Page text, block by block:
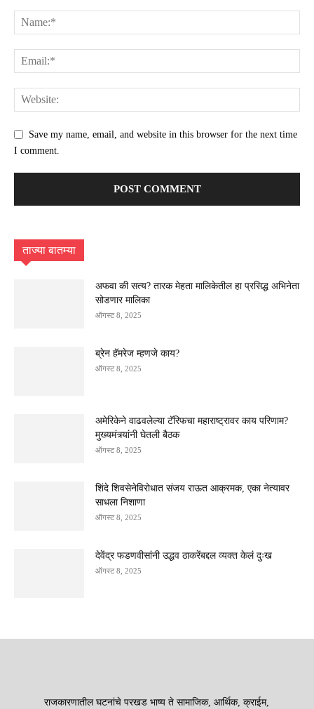
Save my name, email, and website in this browser for the next time
I comment.
ताज्या बातम्या
अफवा की सत्य? तारक मेहता मालिकेतील हा प्रसिद्ध अभिनेता
सोडणार मालिका
ऑगस्ट 8, 2025
ब्रेन हॅमरेज म्हणजे काय?
ऑगस्ट 8, 2025
अमेरिकेने वाढवलेल्या टॅरिफचा महाराष्ट्रावर काय परिणाम?
मुख्यमंत्र्यांनी घेतली बैठक
ऑगस्ट 8, 2025
शिंदे शिवसेनेविरोधात संजय राऊत आक्रमक, एका नेत्यावर
साधला निशाणा
ऑगस्ट 8, 2025
देवेंद्र फडणवीसांनी उद्धव ठाकरेंबद्दल व्यक्त केलं दुःख
ऑगस्ट 8, 2025
राजकारणातील घटनांचे परखड भाष्य ते सामाजिक, आर्थिक, क्राईम,